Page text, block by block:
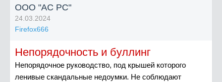
ООО "АС РС"
24.03.2024
Firefox666
Непорядочность и буллинг
Непорядочное руководство, под крышей которого
ленивые скандальные недоумки. Не соблюдают